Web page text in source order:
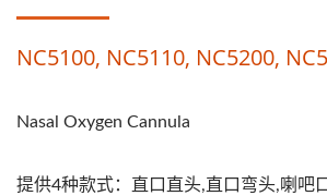
NC5100, NC5110, NC5200,
Nasal Oxygen Cannula
提供4种款式：直口直头,直口弯头,喇吧